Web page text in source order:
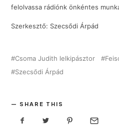
felolvassa rádiónk önkéntes
Szerkesztő: Szecsődi Árpád
Csoma Judith lelkipásztor
Szecsődi Árpád
SHARE THIS